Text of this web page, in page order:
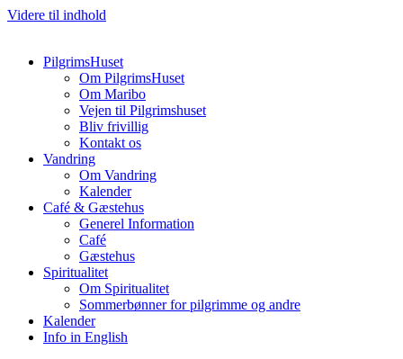
Videre til indhold
PilgrimsHuset
Om PilgrimsHuset
Om Maribo
Vejen til Pilgrimshuset
Bliv frivillig
Kontakt os
Vandring
Om Vandring
Kalender
Café & Gæstehus
Generel Information
Café
Gæstehus
Spiritualitet
Om Spiritualitet
Sommerbønner for pilgrimme og andre
Kalender
Info in English